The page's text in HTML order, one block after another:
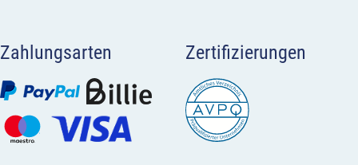
Zahlungsarten Zertifizierungen